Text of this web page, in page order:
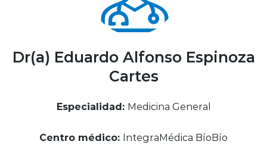
Telemedicina Blua
Clínicas Dentales
Dr(a) Eduardo Alfonso Espinoza
Cartes
Especialidad: Medicina General
Centro médico: IntegraMédica BíoBío